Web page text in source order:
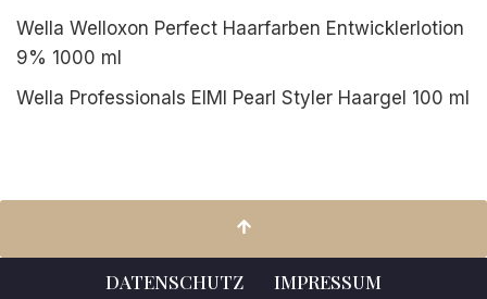
Wella Welloxon Perfect Haarfarben Entwicklerlotion
9% 1000 ml
Wella Professionals EIMI Pearl Styler Haargel 100 ml
DATENSCHUTZ IMPRESSUM